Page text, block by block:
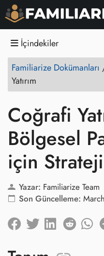
İçindekiler
Familiarize Dokümanları
Yatırım
Coğrafi
Bölgesel
için
Yazar: Familiarize Team
Son Güncelleme: